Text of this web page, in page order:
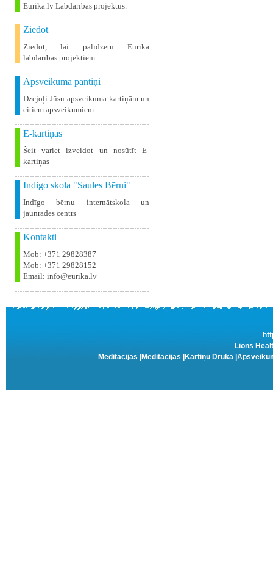
Eurika.lv Labdarības projektus.
Ziedot
Ziedot, lai palīdzētu Eurika
labdarības projektiem
Apsveikuma pantiņi
Dzejoļi Jūsu apsveikuma kartiņām un
citiem apsveikumiem
E-kartiņas
Šeit variet izveidot un nosūtīt E-
kartiņas
Indigo skola "Saules Bērni"
Indīgo bērnu internātskola un
jaunrades centrs
Kontakti
Mob: +371 29828387
Mob: +371 29828152
Email: info@eurika.lv
Lions
Meditācijas
Meditācijas Kartiņu Druka|